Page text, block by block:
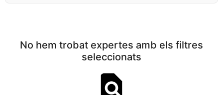
No hem trobat expertes amb els filtres
seleccionats